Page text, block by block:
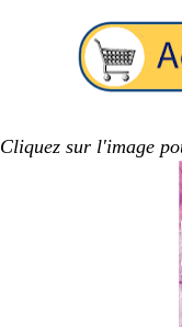
Cliquez sur l'image